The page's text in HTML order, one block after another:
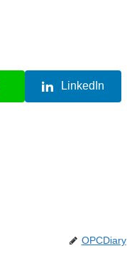
LinkedIn
OPCDiary